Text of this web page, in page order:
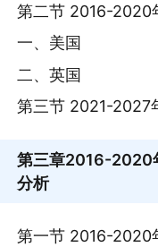
第二节 2016-2020
一、美国
二、英国
第三节 2021-2027
第三章2016-2020
分析
第一节 2016-2020